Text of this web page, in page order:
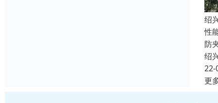
绍
性
防
绍
22-
更